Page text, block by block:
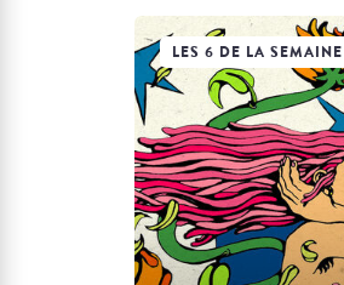
LES 6 DE LA SEMAINE